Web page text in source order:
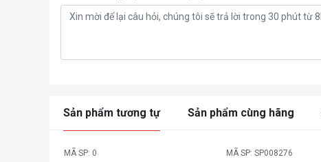
Sản phẩm tương tự Sản phẩm cùng hãng
MÃ SP: 0 MÃ SP: SP008276